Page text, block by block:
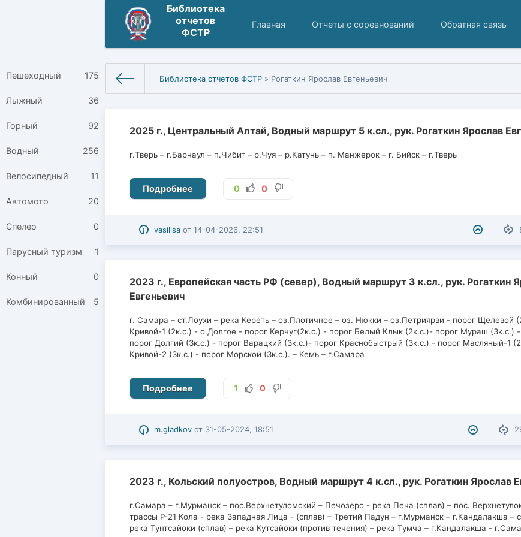
Библиотека
отчетов
ФСТР
Главная Отчеты с соревнований Обратная связь
Пешеходный 175
Лыжный 36
Горный 92
Водный 256
Велосипедный 11
Автомото 20
Спелео 0
Парусный туризм 1
Конный 0
Комбинированный 5
Библиотека отчетов ФСТР » Рогаткин Ярослав Евгеньевич
2025 г., Центральный Алтай, Водный маршрут 5 к.сл., рук. Рогаткин Ярослав
г.Тверь – г.Барнаул – п.Чибит – р.Чуя – р.Катунь – п. Манжерок – г. Бийск – г.Тверь
Подробнее 0 0
vasilisa от14-04-2026, 22:51
2023 г., Европейская часть РФ (север), Водный маршрут 3 к.сл., рук. Рогаткин
Евгеньевич
г. Самара – ст.Лоухи – река Кереть – оз.Плотичное – оз. Нюкки – оз.Петриярви - порог Щелевой
Кривой-1 (2к.с.) - о.Долгое - порог Керчуг(2к.с.) - порог Белый Клык (2к.с.)- порог Мураш (3к.с.)
порог Долгий (3к.с.) - порог Варацкий (3к.с.)- порог Краснобыстрый (3к.с.) - порог Масляный-1
Кривой-2 (3к.с.) - порог Морской (3к.с.). – Кемь – г.Самара
Подробнее 1 0
m.gladkov от 31-05-2024, 18:51
2023 г., Кольский полуостров, Водный маршрут 4 к.сл., рук. Рогаткин Ярослав
г.Самара – г.Мурманск – пос.Верхнетуломский – Печозеро - река Печа (сплав) – пос.
трассы Р-21 Кола - река Западная Лица - (сплав) – Третий Падун – г.Мурманск – г.Кандалакша –
река Тунтсайоки (сплав) – река Кутсайоки (против течения) – река Тумча – г.Кандалакша -